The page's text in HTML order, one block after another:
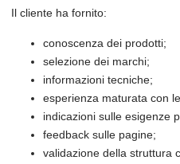
Il cliente ha fornito:
conoscenza dei prodotti;
selezione dei marchi;
informazioni tecniche;
esperienza maturata con
indicazioni sulle esigenze
feedback sulle pagine;
validazione della struttura